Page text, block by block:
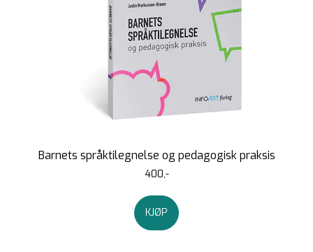
Barnets språktilegnelse og pedagogisk praksis
400,-
KJØP